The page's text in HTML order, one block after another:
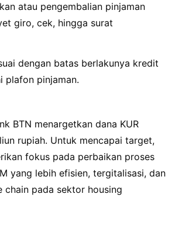
atau pengembalian pinjaman
giro, cek, hingga surat
dengan batas berlakunya kredit
plafon pinjaman.
BTN menargetkan dana KUR
rupiah. Untuk mencapai target,
fokus pada perbaikan proses
yang lebih efisien, tergitalisasi, dan
chain pada sektor housing